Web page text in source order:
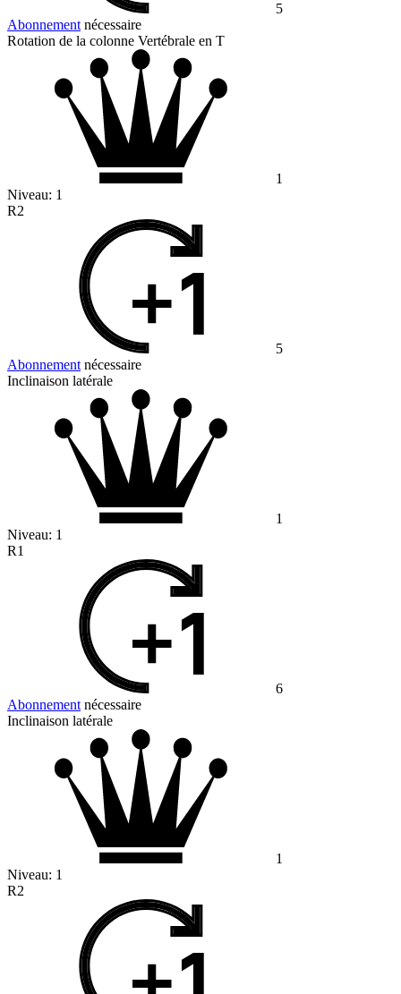
5
Abonnement nécessaire
Rotation de la colonne Vertébrale en T
1
Niveau: 1
R2
5
Abonnement nécessaire
Inclinaison latérale
1
Niveau: 1
R1
6
Abonnement nécessaire
Inclinaison latérale
1
Niveau: 1
R2